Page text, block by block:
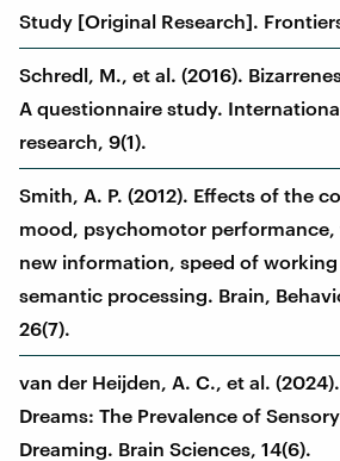
Study [Original Research].
Schredl, M., et al. (2016).
A questionnaire study.
research, 9(1).
Smith, A. P. (2012). Effects of the
mood, psychomotor
new information, speed of
semantic processing. Brain,
26(7).
van der Heijden, A. C., et al.
Dreams: The Prevalence of
Dreaming. Brain Sciences, 14(6).